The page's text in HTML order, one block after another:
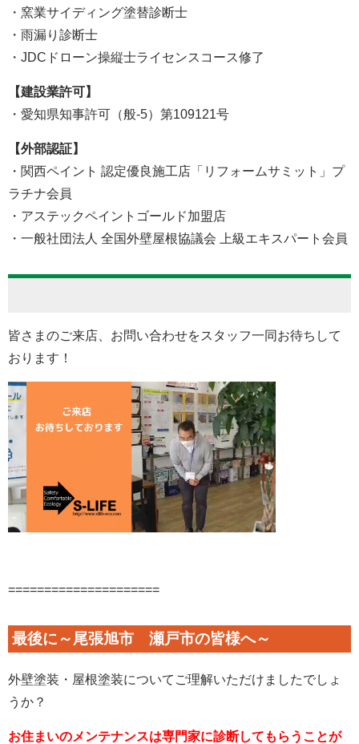
・窯業サイディング塗替診断士
・雨漏り診断士
・JDCドローン操縦士ライセンスコース修了
【建設業許可】
・愛知県知事許可（般-5）第109121号
【外部認証】
・関西ペイント 認定優良施工店「リフォームサミット」プ
ラチナ会員
・アステックペイントゴールド加盟店
・一般社団法人 全国外壁屋根協議会 上級エキスパート会員
皆さまのご来店、お問い合わせをスタッフ一同お待ちして
おります！
=====================
最後に～尾張旭市 瀬戸市の皆様へ～
外壁塗装・屋根塗装についてご理解いただけましたでしょ
うか？
お住まいのメンテナンスは専門家に診断してもらうことが